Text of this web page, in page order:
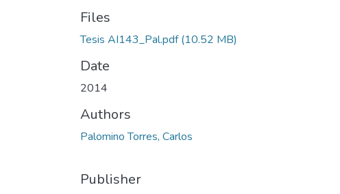
Files
Tesis AI143_Pal.pdf(10.52 MB)
Date
2014
Authors
Palomino Torres, Carlos
Publisher